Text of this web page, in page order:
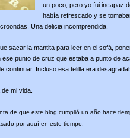
un poco, pero yo fui incapaz
había refrescado y se
Una delicia incomprendida.
sacar la mantita para leer en el sofá,
punto de cruz que estaba a punto de
continuar. Incluso esa telilla era
mi vida.
de que este blog cumplió un año hace
por aquí en este tiempo.